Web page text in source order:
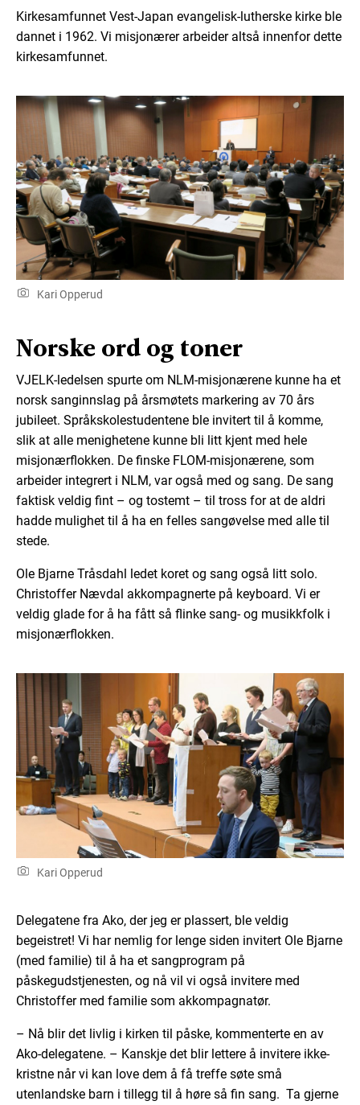
Kirkesamfunnet Vest-Japan evangelisk-lutherske kirke ble
dannet i 1962. Vi misjonærer arbeider altså innenfor dette
kirkesamfunnet.
Kari Opperud
Norske ord og toner
VJELK-ledelsen spurte om NLM-misjonærene kunne ha et
norsk sanginnslag på årsmøtets markering av 70 års
jubileet. Språkskolestudentene ble invitert til å komme,
slik at alle menighetene kunne bli litt kjent med hele
misjonærflokken. De finske FLOM-misjonærene, som
arbeider integrert i NLM, var også med og sang. De sang
faktisk veldig fint – og tostemt – til tross for at de aldri
hadde mulighet til å ha en felles sangøvelse med alle til
stede.
Ole Bjarne Tråsdahl ledet koret og sang også litt solo.
Christoffer Nævdal akkompagnerte på keyboard. Vi er
veldig glade for å ha fått så flinke sang- og musikkfolk i
misjonærflokken.
Kari Opperud
Delegatene fra Ako, der jeg er plassert, ble veldig
begeistret! Vi har nemlig for lenge siden invitert Ole Bjarne
(med familie) til å ha et sangprogram på
påskegudstjenesten, og nå vil vi også invitere med
Christoffer med familie som akkompagnatør.
– Nå blir det livlig i kirken til påske, kommenterte en av
Ako-delegatene. – Kanskje det blir lettere å invitere ikke-
kristne når vi kan love dem å få treffe søte små
utenlandske barn i tillegg til å høre så fin sang. Ta gjerne